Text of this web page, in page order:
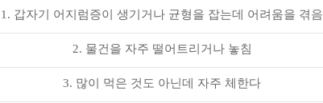
1. 갑자기 어지럼증이 생기거나 균형을 잡는데 어려움을 겪음
2. 물건을 자주 떨어트리거나 놓침
3. 많이 먹은 것도 아닌데 자주 체한다